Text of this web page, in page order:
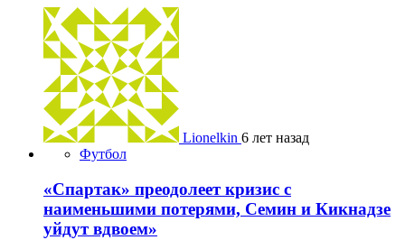
Lionelkin 6 лет назад
Футбол
«Спартак» преодолеет кризис с
наименьшими потерями, Семин и Кикнадзе
уйдут вдвоем»